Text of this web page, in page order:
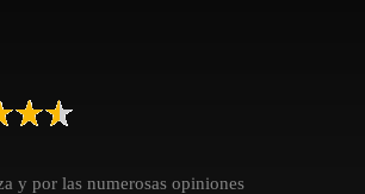
y por las numerosas opiniones